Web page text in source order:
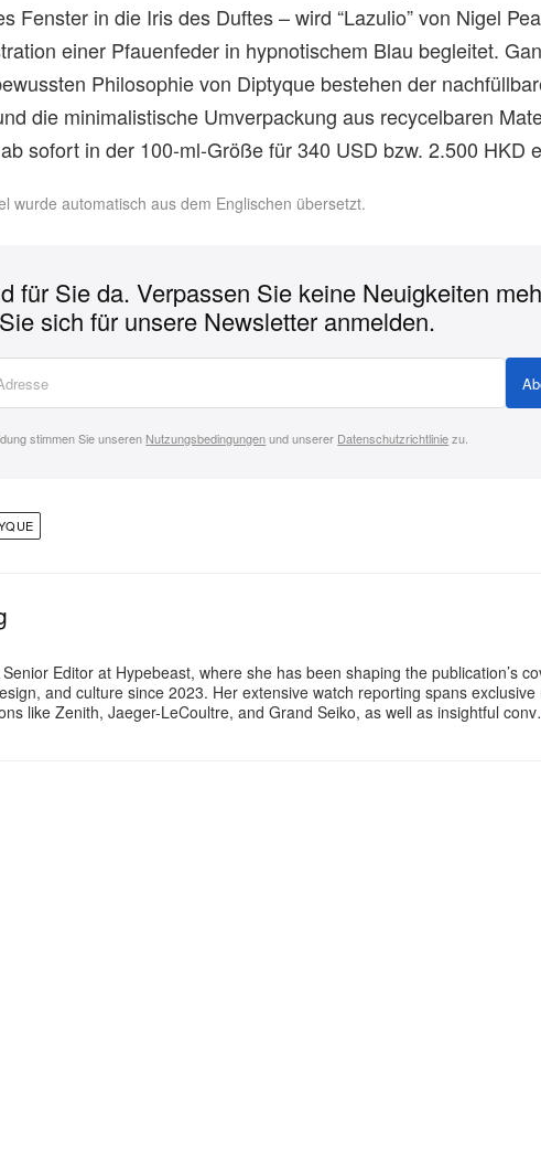
Fenster in die Iris des Duftes – wird “Lazulio” von Nigel
einer Pfauenfeder in hypnotischem Blau begleitet.
Philosophie von Diptyque bestehen der
die minimalistische Umverpackung aus recycelbaren
ab sofort in der 100-ml-Größe für 340 USD bzw. 2.500 HKD
wurde automatisch aus dem Englischen übersetzt.
für Sie da. Verpassen Sie keine Neuigkeiten
sich für unsere Newsletter anmelden.
stimmen Sie unseren Nutzungsbedingungenund unserer Datenschutzrichtliniezu.
Editor at Hypebeast, where she has been shaping the publication’s
and culture since 2023. Her extensive watch reporting spans
like Zenith, Jaeger-LeCoultre, and Grand Seiko, as well as insightful